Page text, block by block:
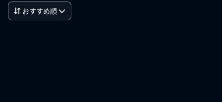
おすすめ順